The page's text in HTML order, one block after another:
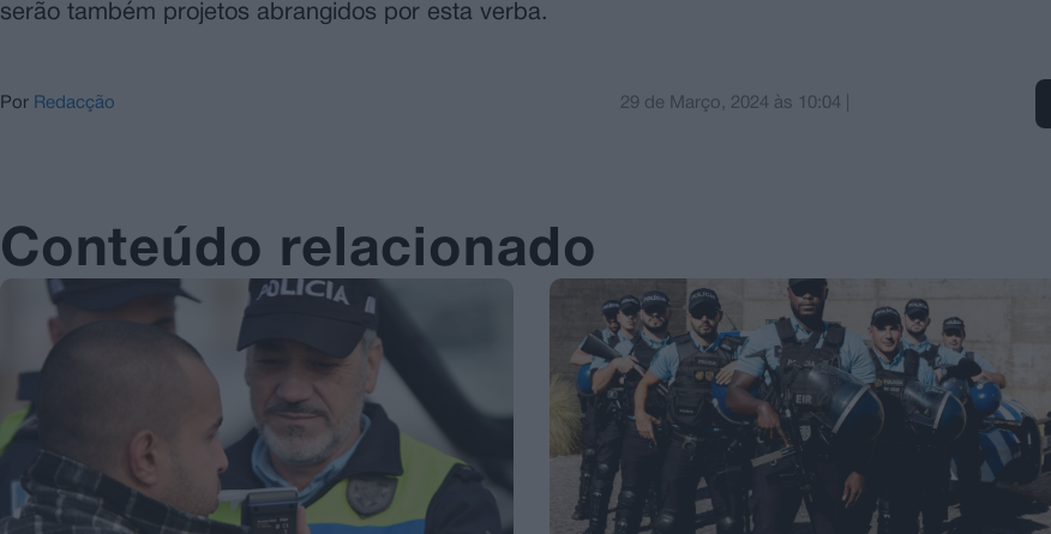
serão também projetos abrangidos por esta verba.
Por Redacção 29 de Março, 2024 às 10:04
Conteúdo relacionado